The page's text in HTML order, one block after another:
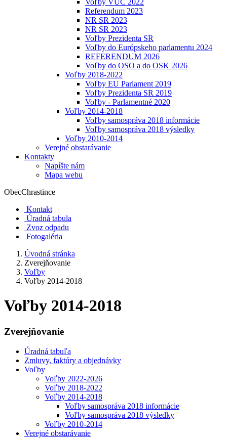
Voľby VÚC 2022
Referendum 2023
NR SR 2023
NR SR 2023
Voľby Prezidenta SR
Voľby do Európskeho parlamentu 2024
REFERENDUM 2026
Voľby do OSO a do OSK 2026
Voľby 2018-2022
Voľby EU Parlament 2019
Voľby Prezidenta SR 2019
Voľby - Parlamentné 2020
Voľby 2014-2018
Voľby samospráva 2018 informácie
Voľby samospráva 2018 výsledky
Voľby 2010-2014
Verejné obstarávanie
Kontakty
Napíšte nám
Mapa webu
ObecChrastince
Kontakt
Úradná tabula
Zvoz odpadu
Fotogaléria
Úvodná stránka
Zverejňovanie
Voľby
Voľby 2014-2018
Voľby 2014-2018
Zverejňovanie
Úradná tabuľa
Zmluvy, faktúry a objednávky
Voľby
Voľby 2022-2026
Voľby 2018-2022
Voľby 2014-2018
Voľby samospráva 2018 informácie
Voľby samospráva 2018 výsledky
Voľby 2010-2014
Verejné obstarávanie